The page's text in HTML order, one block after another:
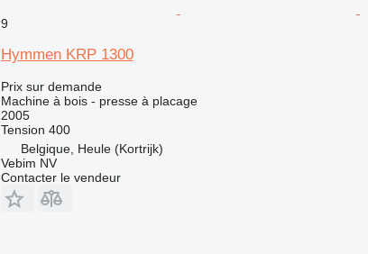
9
Hymmen KRP 1300
Prix sur demande
Machine à bois - presse à placage
2005
Tension 400
Belgique, Heule (Kortrijk)
Vebim NV
Contacter le vendeur